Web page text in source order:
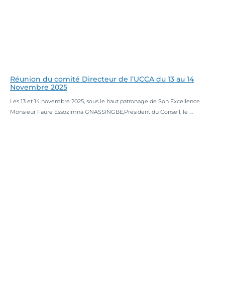
Réunion du comité Directeur de l’UCCA du 13 au 14
Novembre 2025
Les 13 et 14 novembre 2025, sous le haut patronage de Son Excellence
Monsieur Faure Essozimna GNASSINGBE,Président du Conseil, le …